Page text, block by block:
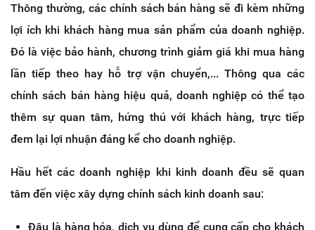
Thông thường, các chính sách bán hàng sẽ đi kèm những
lợi ích khi khách hàng mua sản phẩm của doanh nghiệp.
Đó là việc bảo hành, chương trình giảm giá khi mua hàng
lần tiếp theo hay hỗ trợ vận chuyển,... Thông qua các
chính sách bán hàng hiệu quả, doanh nghiệp có thể tạo
thêm sự quan tâm, hứng thú với khách hàng, trực tiếp
đem lại lợi nhuận đáng kể cho doanh nghiệp.
Hầu hết các doanh nghiệp khi kinh doanh đều sẽ quan
tâm đến việc xây dựng chính sách kinh doanh sau:
Đâu là hàng hóa, dịch vụ dùng để cung cấp cho khách